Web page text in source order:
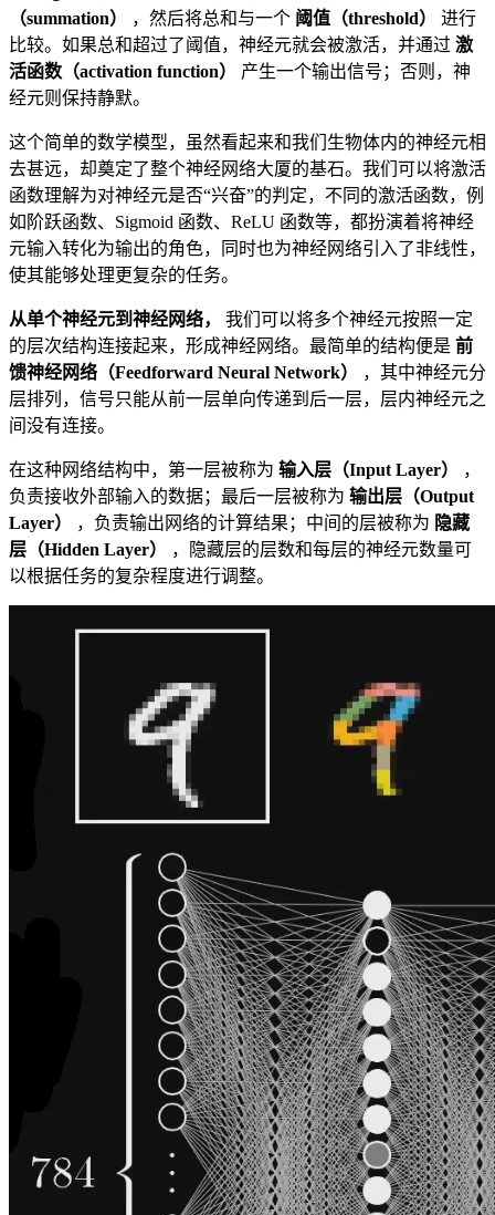
（summation）
，然后将总和与一个 阈值（threshold）
进行
比较。如果总和超过了阈值，神经元就会被激活，并通过 激
活函数（activation function）
产生一个输出信号；否则，神
经元则保持静默。
这个简单的数学模型，虽然看起来和我们生物体内的神经元相
去甚远，却奠定了整个神经网络大厦的基石。我们可以将激活
函数理解为对神经元是否“兴奋”的判定，不同的激活函数，例
如阶跃函数、Sigmoid 函数、ReLU 函数等，都扮演着将神经
元输入转化为输出的角色，同时也为神经网络引入了非线性，
使其能够处理更复杂的任务。
从单个神经元到神经网络，
我们可以将多个神经元按照一定
的层次结构连接起来，形成神经网络。最简单的结构便是 前
馈神经网络（Feedforward Neural Network）
，其中神经元分
层排列，信号只能从前一层单向传递到后一层，层内神经元之
间没有连接。
在这种网络结构中，第一层被称为 输入层（Input Layer）
，
负责接收外部输入的数据；最后一层被称为 输出层（Output
Layer）
，负责输出网络的计算结果；中间的层被称为 隐藏
层（Hidden Layer）
，隐藏层的层数和每层的神经元数量可
以根据任务的复杂程度进行调整。